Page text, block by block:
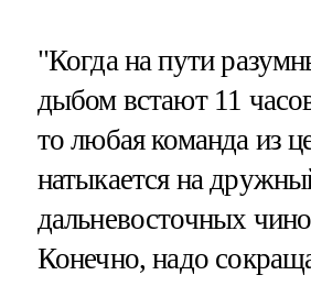
"Когда на пути
дыбом встают 11
то любая команда из
натыкается на
дальневосточных
Конечно, надо